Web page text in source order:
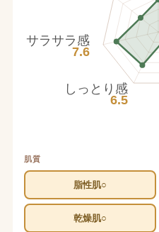
しっとり感
6.5
サラサラ感
7.6
肌質
脂性肌○
乾燥肌○